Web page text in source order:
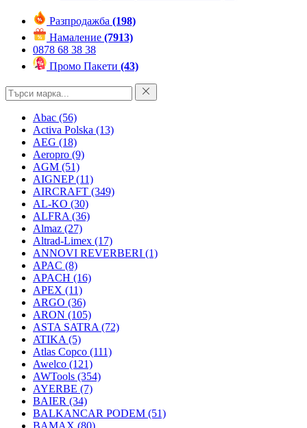
Разпродажба (198)
Намаление (7913)
0878 68 38 38
Промо Пакети (43)
Abac (56)
Activa Polska (13)
AEG (18)
Aeropro (9)
AGM (51)
AIGNEP(11)
AIRCRAFT (349)
AL-KO (30)
ALFRA (36)
Almaz (27)
Altrad-Limex (17)
ANNOVI REVERBERI (1)
APAC (8)
APACH (16)
APEX (11)
ARGO (36)
ARON (105)
ASTA SATRA (72)
ATIKA (5)
Atlas Copco (111)
Awelco (121)
AWTools (354)
AYERBE (7)
BAIER (34)
BALKANCAR PODEM (51)
BAMAX (80)